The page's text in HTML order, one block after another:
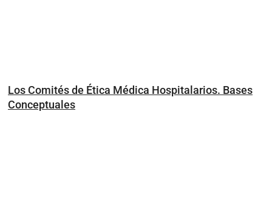
Los Comités de Ética Médica Hospitalarios. Bases
Conceptuales